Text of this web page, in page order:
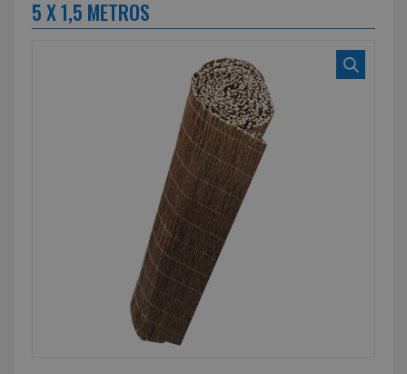
5 X 1,5 METROS